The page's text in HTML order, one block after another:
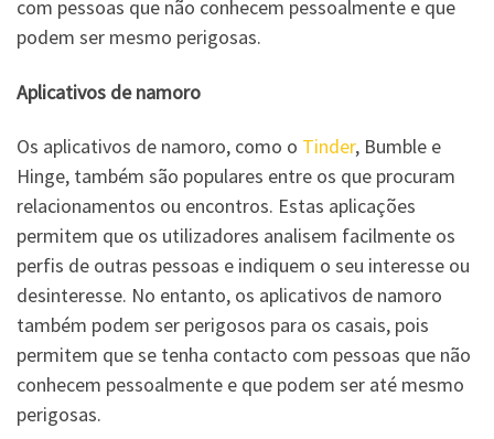
com pessoas que não conhecem pessoalmente e que
podem ser mesmo perigosas.
Aplicativos de namoro
Os aplicativos de namoro, como o Tinder, Bumble e
Hinge, também são populares entre os que procuram
relacionamentos ou encontros. Estas aplicações
permitem que os utilizadores analisem facilmente os
perfis de outras pessoas e indiquem o seu interesse ou
desinteresse. No entanto, os aplicativos de namoro
também podem ser perigosos para os casais, pois
permitem que se tenha contacto com pessoas que não
conhecem pessoalmente e que podem ser até mesmo
perigosas.